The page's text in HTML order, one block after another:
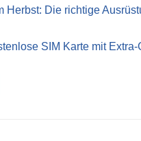
Herbst: Die richtige
SIM Karte mit Extra-